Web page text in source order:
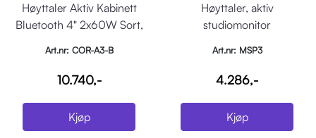
Høyttaler Aktiv Kabinett
Bluetooth 4" 2x60W Sort,
Art.nr: COR-A3-B
10.740,-
Kjøp
Høyttaler, aktiv
studiomonitor
Art.nr: MSP3
4.286,-
Kjøp